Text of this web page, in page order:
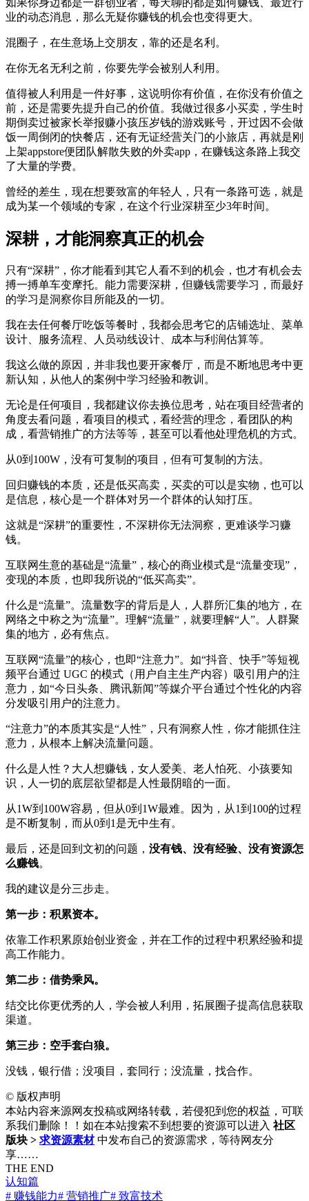
如果你身边都是一群创业者，每天聊的都是如何赚钱、最近行
业的动态消息，那么无疑你赚钱的机会也变得更大。
混圈子，在生意场上交朋友，靠的还是名利。
在你无名无利之前，你要先学会被别人利用。
值得被人利用是一件好事，这说明你有价值，在你没有价值之
前，还是需要先提升自己的价值。我做过很多小买卖，学生时
期倒卖过被家长举报赚小孩压岁钱的游戏账号，开过因不会做
饭一周倒闭的快餐店，还有无证经营关门的小旅店，再就是刚
上架appstore便团队解散失败的外卖app，在赚钱这条路上我交
了大量的学费。
曾经的差生，现在想要致富的年轻人，只有一条路可选，就是
成为某一个领域的专家，在这个行业深耕至少3年时间。
深耕，才能洞察真正的机会
只有“深耕”，你才能看到其它人看不到的机会，也才有机会去
搏一搏单车变摩托。能力需要深耕，但赚钱需要学习，而最好
的学习是洞察你目所能及的一切。
我在去任何餐厅吃饭等餐时，我都会思考它的店铺选址、菜单
设计、服务流程、人员动线设计、成本与利润估算等。
我这么做的原因，并非我也要开家餐厅，而是不断地思考中更
新认知，从他人的案例中学习经验和教训。
无论是任何项目，我都建议你去换位思考，站在项目经营者的
角度去看问题，看项目的模式，看经营的理念，看团队的构
成，看营销推广的方法等等，甚至可以看他处理危机的方式。
从0到100W，没有可复制的项目，但有可复制的方法。
回归赚钱的本质，还是低买高卖，买卖的可以是实物，也可以
是信息，核心是一个群体对另一个群体的认知打压。
这就是“深耕”的重要性，不深耕你无法洞察，更难谈学习赚
钱。
互联网生意的基础是“流量”，核心的商业模式是“流量变现”，
变现的本质，也即我所说的“低买高卖”。
什么是“流量”。流量数字的背后是人，人群所汇集的地方，在
网络之中称之为“流量”。理解“流量”，就要理解“人”。人群聚
集的地方，必有焦点。
互联网“流量”的核心，也即“注意力”。如“抖音、快手”等短视
频平台通过 UGC 的模式（用户自主生产内容）吸引用户的注
意力，如“今日头条、腾讯新闻”等媒介平台通过个性化的内容
分发吸引用户的注意力。
“注意力”的本质其实是“人性”，只有洞察人性，你才能抓住注
意力，从根本上解决流量问题。
什么是人性？大人想赚钱，女人爱美、老人怕死、小孩要知
识，人一切的底层欲望都是人性最阴暗的一面。
从1W到100W容易，但从0到1W最难。因为，从1到100的过程
是不断复制，而从0到1是无中生有。
最后，还是回到文初的问题， 没有钱、没有经验、没有资源怎
么赚钱。
我的建议是分三步走。
第一步：积累资本。
依靠工作积累原始创业资金，并在工作的过程中积累经验和提
高工作能力。
第二步：借势乘风。
结交比你更优秀的人，学会被人利用，拓展圈子提高信息获取
渠道。
第三步：空手套白狼。
没钱，银行借；没项目，套同行；没流量，找合作。
© 版权声明
本站内容来源网友投稿或网络转载，若侵犯到您的权益，可联
系我们删除！！如在本站搜索不到想要的资源可以进入 社区
版块 > 求资源素材 中发布自己的资源需求，等待网友分
享……
THE END
认知篇
# 赚钱能力# 营销推广# 致富技术